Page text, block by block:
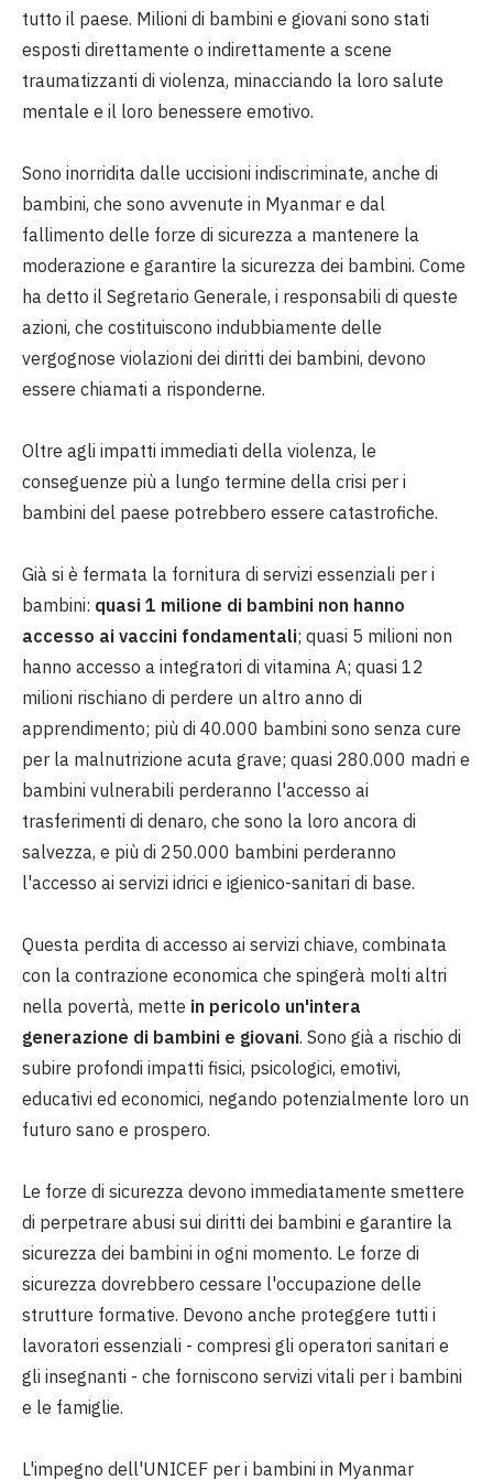
tutto il paese. Milioni di bambini e giovani sono stati
esposti direttamente o indirettamente a scene
traumatizzanti di violenza, minacciando la loro salute
mentale e il loro benessere emotivo.
Sono inorridita dalle uccisioni indiscriminate, anche di
bambini, che sono avvenute in Myanmar e dal
fallimento delle forze di sicurezza a mantenere la
moderazione e garantire la sicurezza dei bambini. Come
ha detto il Segretario Generale, i responsabili di queste
azioni, che costituiscono indubbiamente delle
vergognose violazioni dei diritti dei bambini, devono
essere chiamati a risponderne.
Oltre agli impatti immediati della violenza, le
conseguenze più a lungo termine della crisi per i
bambini del paese potrebbero essere catastrofiche.
Già si è fermata la fornitura di servizi essenziali per i
bambini: quasi 1 milione di bambini non hanno
accesso ai vaccini fondamentali; quasi 5 milioni non
hanno accesso a integratori di vitamina A; quasi 12
milioni rischiano di perdere un altro anno di
apprendimento; più di 40.000 bambini sono senza cure
per la malnutrizione acuta grave; quasi 280.000 madri e
bambini vulnerabili perderanno l'accesso ai
trasferimenti di denaro, che sono la loro ancora di
salvezza, e più di 250.000 bambini perderanno
l'accesso ai servizi idrici e igienico-sanitari di base.
Questa perdita di accesso ai servizi chiave, combinata
con la contrazione economica che spingerà molti altri
nella povertà, mette in pericolo un'intera
generazione di bambini e giovani. Sono già a rischio di
subire profondi impatti fisici, psicologici, emotivi,
educativi ed economici, negando potenzialmente loro un
futuro sano e prospero.
Le forze di sicurezza devono immediatamente smettere
di perpetrare abusi sui diritti dei bambini e garantire la
sicurezza dei bambini in ogni momento. Le forze di
sicurezza dovrebbero cessare l'occupazione delle
strutture formative. Devono anche proteggere tutti i
lavoratori essenziali - compresi gli operatori sanitari e
gli insegnanti - che forniscono servizi vitali per i bambini
e le famiglie.
L'impegno dell'UNICEF per i bambini in Myanmar